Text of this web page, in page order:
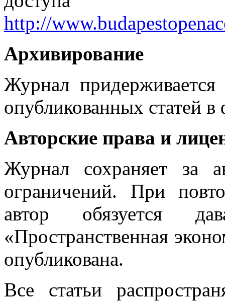
http://
Архивирование
Журнал придерживается
опубликованных статей
Авторские права и
Журнал сохраняет за
ограничений. При
автор обязуется
«Пространственная
опубликована.
Все статьи